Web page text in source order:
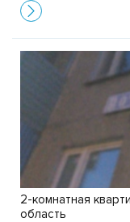
2-комнатная
область